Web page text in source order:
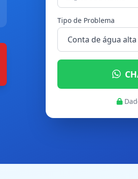
Tipo de Problema